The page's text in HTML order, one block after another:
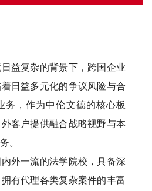
益复杂的背景下，跨国企业
日益多元化的争议风险与合
务，作为中伦文德的核心板
客户提供融合战略视野与本
。
外一流的法学院校，具备深
有代理各类复杂案件的丰富